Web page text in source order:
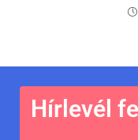
Hírlevél